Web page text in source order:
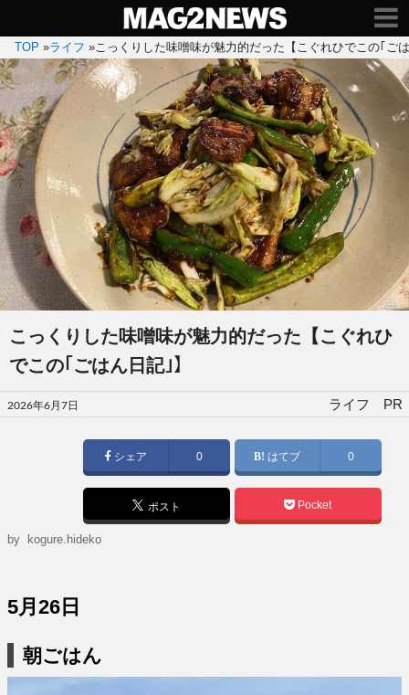
TOP »ライフ »こっくりした味噌味が魅力的だった【こぐれひでこの｢ご
こっくりした味噌味が魅力的だった【こぐれひ
でこの｢ごはん日記｣】
投
稿
2026年6月7日 ライフ PR
シェア 0 はてブ 0
ポスト Pocket
by kogure.hideko
5月26日
朝ごはん